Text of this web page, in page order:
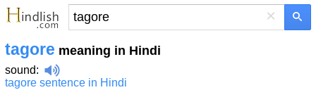
×
tagore meaning in Hindi
sound:
tagore sentence in Hindi